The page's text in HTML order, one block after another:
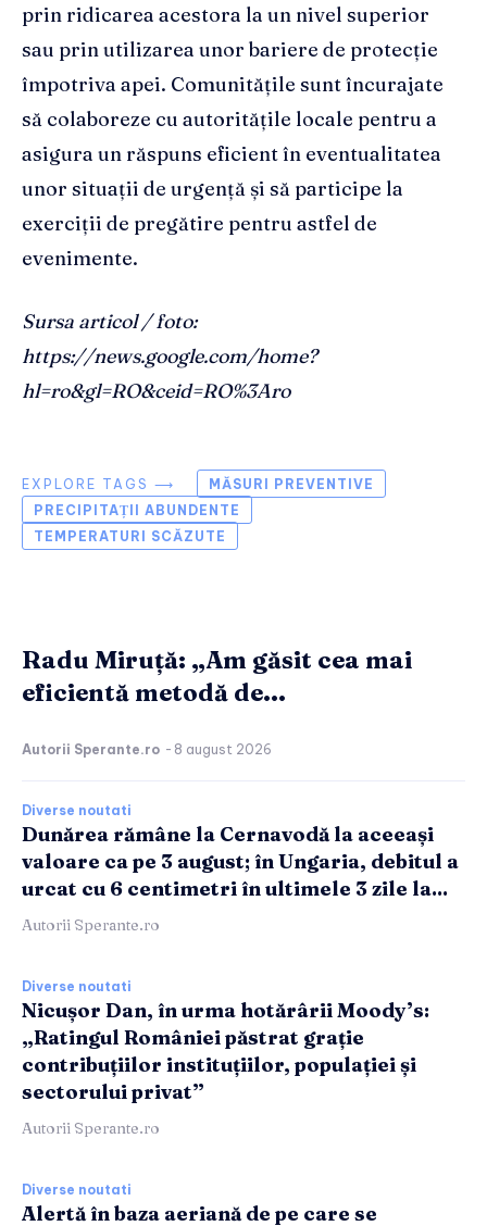
prin ridicarea acestora la un nivel superior
sau prin utilizarea unor bariere de protecție
împotriva apei. Comunitățile sunt încurajate
să colaboreze cu autoritățile locale pentru a
asigura un răspuns eficient în eventualitatea
unor situații de urgență și să participe la
exerciții de pregătire pentru astfel de
evenimente.
Sursa articol / foto:
https://news.google.com/home?
hl=ro&gl=RO&ceid=RO%3Aro
EXPLORE TAGS ⟶
MĂSURI PREVENTIVE
PRECIPITAȚII ABUNDENTE
TEMPERATURI SCĂZUTE
Radu Miruță: „Am găsit cea mai
eficientă metodă de...
Autorii Sperante.ro - 8 august 2026
Diverse noutati
Dunărea rămâne la Cernavodă la aceeași
valoare ca pe 3 august; în Ungaria, debitul a
urcat cu 6 centimetri în ultimele 3 zile la...
Autorii Sperante.ro
Diverse noutati
Nicușor Dan, în urma hotărârii Moody’s:
„Ratingul României păstrat grație
contribuțiilor instituțiilor, populației și
sectorului privat”
Autorii Sperante.ro
Diverse noutati
Alertă în baza aeriană de pe care se